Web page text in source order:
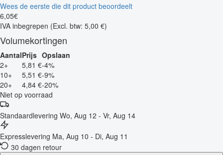
Wees de eerste die dit product beoordeelt
6,05€
IVA inbegrepen (Excl. btw: 5,00 €)
Volumekortingen
AantalPrijs Opslaan
2+
5,81 €-4%
10+
5,51 €-9%
20+
4,84 €-20%
Niet op voorraad
Standaardlevering Wo, Aug 12 - Vr, Aug 14
Expresslevering Ma, Aug 10 - Di, Aug 11
30 dagen retour